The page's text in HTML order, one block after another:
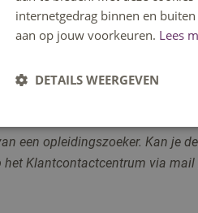
een opleidingszoeker. Kan je
het Klantcontactcentrum via mail
internetgedrag binnen en
aan op jouw voorkeuren. Lees
DETAILS WEERGEVEN